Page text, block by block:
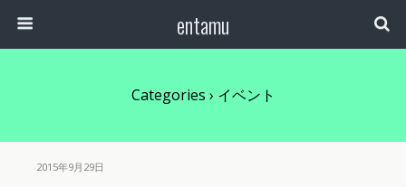
entamu
Categories › イベント
2015年9月29日